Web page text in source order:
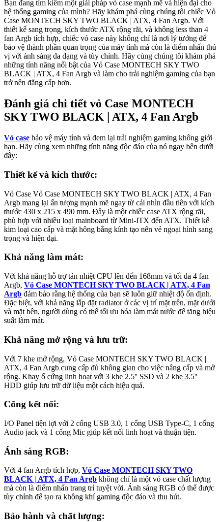
Bạn đang tìm kiếm một giải pháp vỏ case mạnh mẽ và hiện đại cho
hệ thống gaming của mình? Hãy khám phá cùng chúng tôi chiếc Vỏ
Case MONTECH SKY TWO BLACK | ATX, 4 Fan Argb. Với
thiết kế sang trọng, kích thước ATX rộng rãi, và không less than 4
fan Argb tích hợp, chiếc vỏ case này không chỉ là nơi lý tưởng để
bảo vệ thành phần quan trọng của máy tính mà còn là điểm nhấn thú
vị với ánh sáng đa dạng và tùy chỉnh. Hãy cùng chúng tôi khám phá
những tính năng nổi bật của Vỏ Case MONTECH SKY TWO
BLACK | ATX, 4 Fan Argb và làm cho trải nghiệm gaming của bạn
trở nên đẳng cấp hơn.
Đánh giá chi tiết vỏ Case MONTECH
SKY TWO BLACK | ATX, 4 Fan Argb
Vỏ case bảo vệ máy tính và đem lại trải nghiệm gaming không giới
hạn. Hãy cùng xem những tính năng độc đáo của nó ngay bên dưới
đây:
Thiết kế và kích thước:
Vỏ Case Vỏ Case MONTECH SKY TWO BLACK | ATX, 4 Fan
Argb mang lại ấn tượng mạnh mẽ ngay từ cái nhìn đầu tiên với kích
thước 430 x 215 x 490 mm. Đây là một chiếc case ATX rộng rãi,
phù hợp với nhiều loại mainboard từ Mini-ITX đến ATX. Thiết kế
kim loại cao cấp và mặt hông bằng kính tạo nên vẻ ngoại hình sang
trọng và hiện đại.
Khả năng làm mát:
Với khả năng hỗ trợ tản nhiệt CPU lên đến 168mm và tối đa 4 fan
Argb, Vỏ Case MONTECH SKY TWO BLACK | ATX, 4 Fan
Argb đảm bảo rằng hệ thống của bạn sẽ luôn giữ nhiệt độ ổn định.
Đặc biệt, với khả năng lắp đặt radiator ở các vị trí mặt trên, mặt dưới
và mặt bên, người dùng có thể tối ưu hóa làm mát nước để tăng hiệu
suất làm mát.
Khả năng mở rộng và lưu trữ:
Với 7 khe mở rộng, Vỏ Case MONTECH SKY TWO BLACK |
ATX, 4 Fan Argb cung cấp đủ không gian cho việc nâng cấp và mở
rộng. Khay ổ cứng linh hoạt với 3 khe 2.5'' SSD và 2 khe 3.5''
HDD giúp lưu trữ dữ liệu một cách hiệu quả.
Cổng kết nối:
I/O Panel tiện lợi với 2 cổng USB 3.0, 1 cổng USB Type-C, 1 cổng
Audio jack và 1 cổng Mic giúp kết nối linh hoạt và thuận tiện.
Ánh sáng RGB:
Với 4 fan Argb tích hợp, Vỏ Case MONTECH SKY TWO
BLACK | ATX, 4 Fan Argb không chỉ là một vỏ case chất lượng
mà còn là điểm nhấn trang trí tuyệt vời. Ánh sáng RGB có thể được
tùy chỉnh để tạo ra không khí gaming độc đáo và thu hút.
Bảo hành và chất lượng: